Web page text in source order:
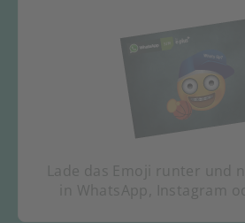
Lade das Emoji runter und
in WhatsApp, Instagram